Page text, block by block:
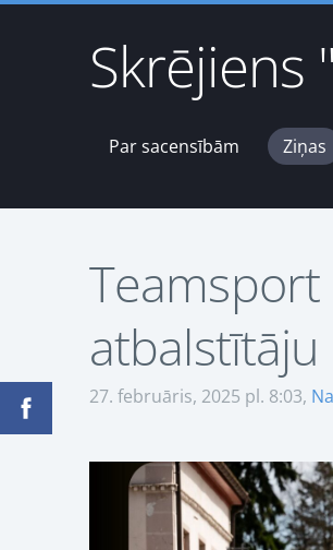
Skrējiens
Par sacensībām Ziņas
Teamsport
atbalstītāju
27. februāris, 2025 pl. 8:03,